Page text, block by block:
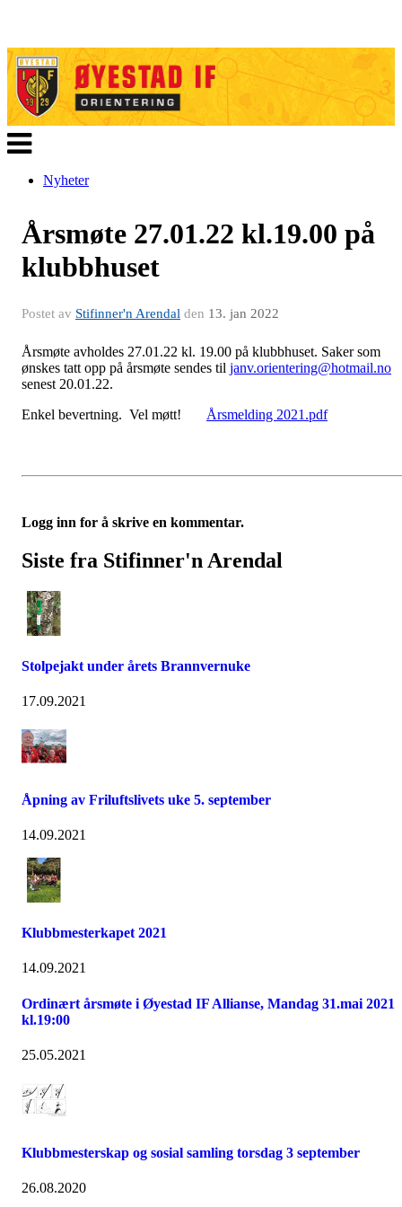
Veksle
navigasjon
Nyheter
Årsmøte 27.01.22 kl.19.00 på
klubbhuset
Postet av Stifinner'n Arendal den 13. jan 2022
Årsmøte avholdes 27.01.22 kl. 19.00 på klubbhuset. Saker som
ønskes tatt opp på årsmøte sendes til janv.orientering@hotmail.no
senest 20.01.22.
Enkel bevertning. Vel møtt! Årsmelding 2021.pdf
Logg inn for å skrive en kommentar.
Siste fra Stifinner'n Arendal
Stolpejakt under årets Brannvernuke
17.09.2021
Åpning av Friluftslivets uke 5. september
14.09.2021
Klubbmesterkapet 2021
14.09.2021
Ordinært årsmøte i Øyestad IF Allianse, Mandag 31.mai 2021
kl.19:00
25.05.2021
Klubbmesterskap og sosial samling torsdag 3 september
26.08.2020